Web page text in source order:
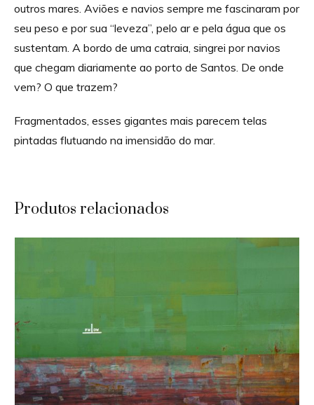
outros mares. Aviões e navios sempre me fascinaram por
seu peso e por sua “leveza”, pelo ar e pela água que os
sustentam. A bordo de uma catraia, singrei por navios
que chegam diariamente ao porto de Santos. De onde
vem? O que trazem?
Fragmentados, esses gigantes mais parecem telas
pintadas flutuando na imensidão do mar.
Produtos relacionados